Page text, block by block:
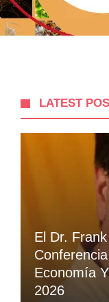
LATEST
El Dr.
Economía
2026